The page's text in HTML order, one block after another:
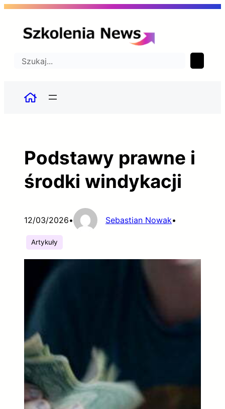
Przejdź
Szukaj
Podstawy prawne i
środki windykacji
12/03/2026• Sebastian Nowak•
Artykuły